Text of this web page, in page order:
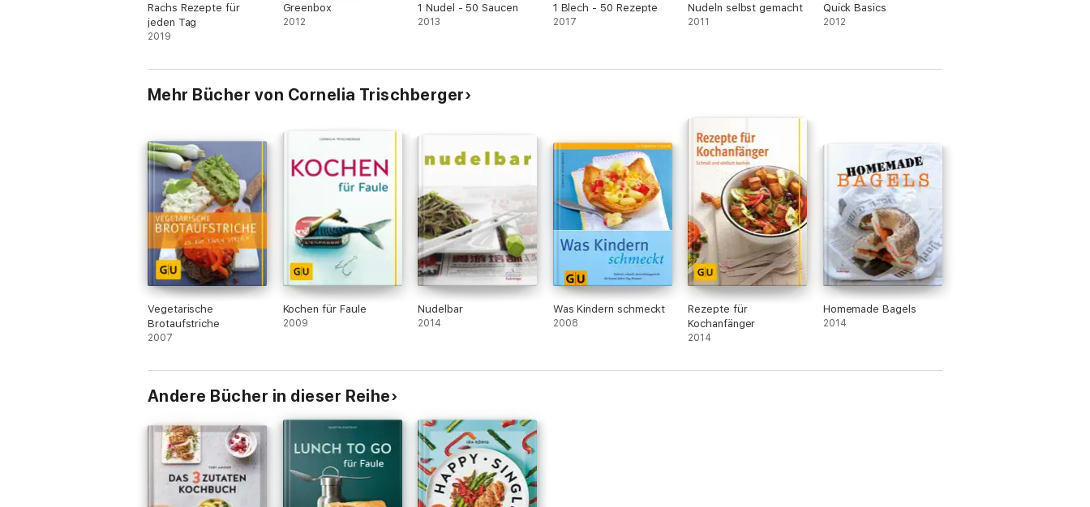
Rachs Rezepte für
jeden Tag
2019
Greenbox
2012
1 Nudel - 50 Saucen
2013
1 Blech - 50 Rezepte
2017
Nudeln selbst gemacht
2011
Quick Basics
2012
Mehr Bücher von Cornelia Trischberger
Vegetarische
Brotaufstriche
2007
Kochen für Faule
2009
Nudelbar
2014
Was Kindern schmeckt
2008
Rezepte für
Kochanfänger
2014
Homemade Bagels
2014
Andere Bücher in dieser Reihe